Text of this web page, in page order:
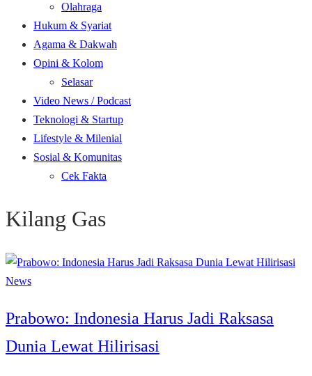
Olahraga
Hukum & Syariat
Agama & Dakwah
Opini & Kolom
Selasar
Video News / Podcast
Teknologi & Startup
Lifestyle & Milenial
Sosial & Komunitas
Cek Fakta
Kilang Gas
News
Prabowo: Indonesia Harus Jadi Raksasa
Dunia Lewat Hilirisasi